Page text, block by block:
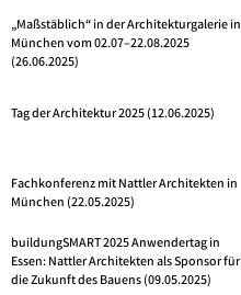
„Maßstäblich“ in der Architekturgalerie in
München vom 02.07–22.08.2025
(26.06.2025)
Tag der Architektur 2025 (12.06.2025)
Fachkonferenz mit Nattler Architekten in
München (22.05.2025)
buildungSMART 2025 Anwendertag in
Essen: Nattler Architekten als Sponsor für
die Zukunft des Bauens (09.05.2025)